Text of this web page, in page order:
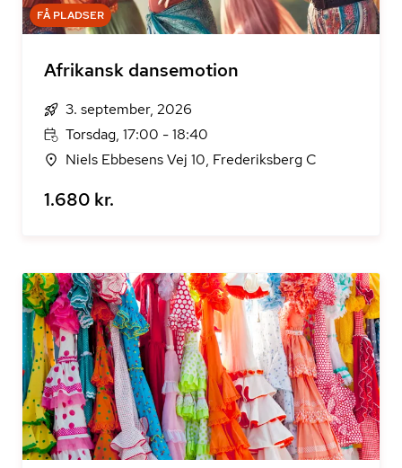
FÅ PLADSER
Afrikansk dansemotion
3. september, 2026
Torsdag, 17:00 - 18:40
Niels Ebbesens Vej 10, Frederiksberg C
1.680 kr.